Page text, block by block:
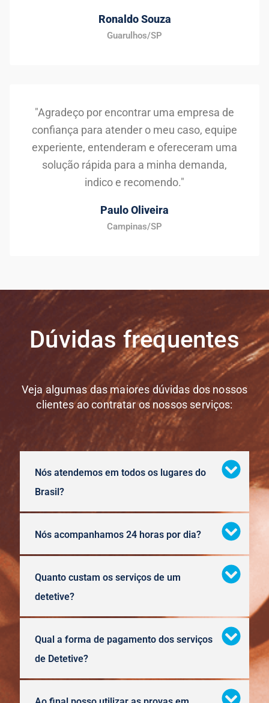
Ronaldo Souza
Guarulhos/SP
"Agradeço por encontrar uma empresa de
confiança para atender o meu caso, equipe
experiente, entenderam e ofereceram uma
solução rápida para a minha demanda,
indico e recomendo."
Paulo Oliveira
Campinas/SP
Dúvidas frequentes
Veja algumas das maiores dúvidas dos nossos
clientes ao contratar os nossos serviços:
Nós atendemos em todos os lugares do
Brasil?
Nós acompanhamos 24 horas por dia?
Quanto custam os serviços de um
detetive?
Qual a forma de pagamento dos serviços
de Detetive?